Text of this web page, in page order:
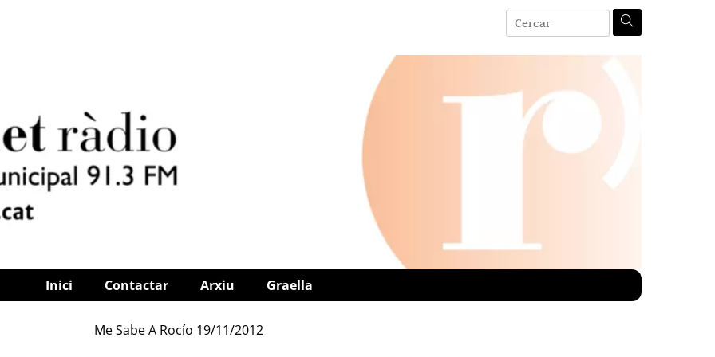
Inici Contactar Arxiu Graella
Me Sabe A Rocío 19/11/2012